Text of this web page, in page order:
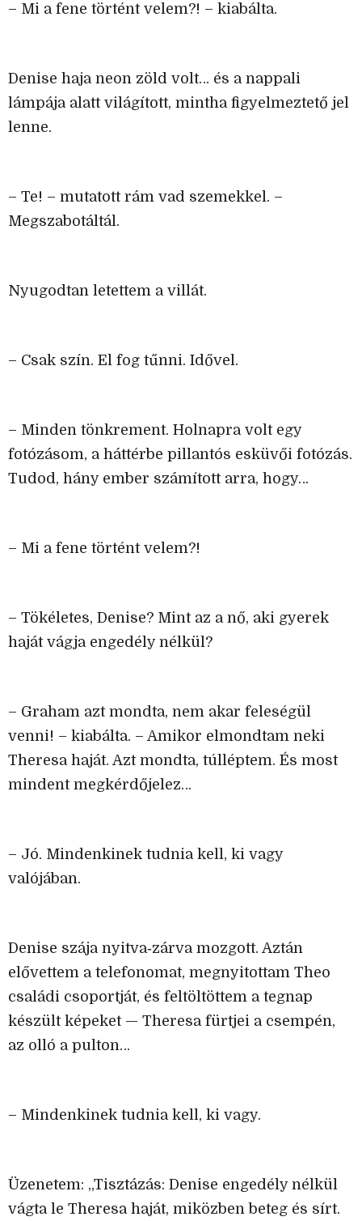
– Mi a fene történt velem?! – kiabálta.
Denise haja neon zöld volt… és a nappali
lámpája alatt világított, mintha figyelmeztető jel
lenne.
– Te! – mutatott rám vad szemekkel. –
Megszabotáltál.
Nyugodtan letettem a villát.
– Csak szín. El fog tűnni. Idővel.
– Minden tönkrement. Holnapra volt egy
fotózásom, a háttérbe pillantós esküvői fotózás.
Tudod, hány ember számított arra, hogy…
– Mi a fene történt velem?!
– Tökéletes, Denise? Mint az a nő, aki gyerek
haját vágja engedély nélkül?
– Graham azt mondta, nem akar feleségül
venni! – kiabálta. – Amikor elmondtam neki
Theresa haját. Azt mondta, túlléptem. És most
mindent megkérdőjelez…
– Jó. Mindenkinek tudnia kell, ki vagy
valójában.
Denise szája nyitva‑zárva mozgott. Aztán
elővettem a telefonomat, megnyitottam Theo
családi csoportját, és feltöltöttem a tegnap
készült képeket — Theresa fürtjei a csempén,
az olló a pulton…
– Mindenkinek tudnia kell, ki vagy.
Üzenetem: „Tisztázás: Denise engedély nélkül
vágta le Theresa haját, miközben beteg és sírt.